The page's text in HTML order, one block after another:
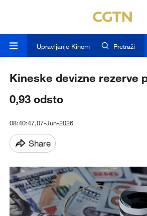
Upravljanje Kinom Pretraži
Kineske devizne rezerve
0,93 odsto
08:40:47,07-Jun-2026
Share